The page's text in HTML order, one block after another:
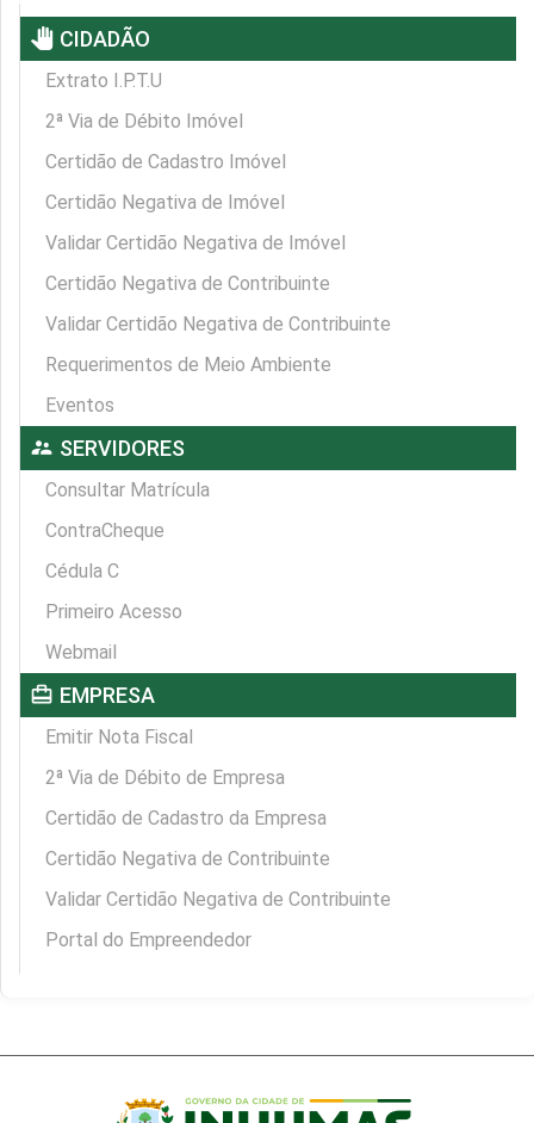
pan_tool CIDADÃO
Extrato I.P.T.U
2ª Via de Débito Imóvel
Certidão de Cadastro Imóvel
Certidão Negativa de Imóvel
Validar Certidão Negativa de Imóvel
Certidão Negativa de Contribuinte
Validar Certidão Negativa de Contribuinte
Requerimentos de Meio Ambiente
Eventos
supervisor_account SERVIDORES
Consultar Matrícula
ContraCheque
Cédula C
Primeiro Acesso
Webmail
card_travel EMPRESA
Emitir Nota Fiscal
2ª Via de Débito de Empresa
Certidão de Cadastro da Empresa
Certidão Negativa de Contribuinte
Validar Certidão Negativa de Contribuinte
Portal do Empreendedor